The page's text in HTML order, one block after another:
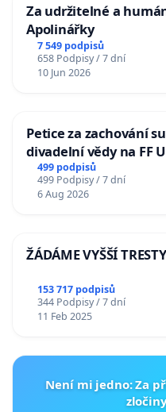
Za udržitelné a
Apolinářky
7 549 podpisů
658 Podpisy / 7 dní
10 Jun 2026
Petice za zachování
divadelní vědy na FF
499 podpisů
499 Podpisy / 7 dní
6 Aug 2026
ŽÁDÁME VYŠŠÍ
153 717 podpisů
344 Podpisy / 7 dní
11 Feb 2025
Není mi jedno: Za